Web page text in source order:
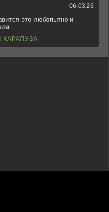
06.03.26
это любопытно и